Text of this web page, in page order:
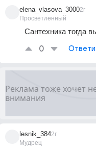
elena_vlasova_3000
Просветленный
2г
Сантехника тогда
0
lesnik_384
Мудрец
2г